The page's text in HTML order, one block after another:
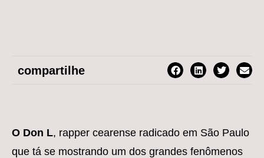
compartilhe
O Don L, rapper cearense radicado em São Paulo
que tá se mostrando um dos grandes fenômenos